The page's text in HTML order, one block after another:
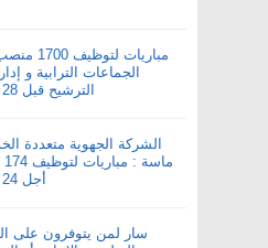
مباريات
الجماعات الترابية و
الترشيح قبل 28 غشت 2026
الشركة الجهوية متعددة
أجل 24 غشت 2026
سار لمن يتوفرون على